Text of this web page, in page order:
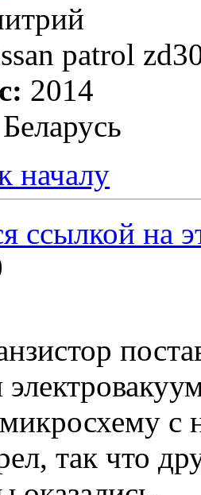
patrol
2014
Беларусь
началу
с
так что